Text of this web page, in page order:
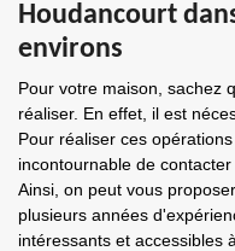
Houdancourt
environs
Pour votre maison, sachez
réaliser. En effet, il est
Pour réaliser ces
incontournable de
Ainsi, on peut vous
plusieurs années
intéressants et accessibles